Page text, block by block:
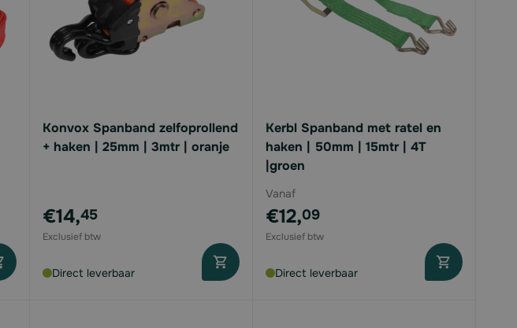
Konvox Spanband zelfoprollend
+ haken | 25mm | 3mtr | oranje
€14,45
Direct leverbaar
Kerbl Spanband met ratel en
haken | 50mm | 15mtr | 4T
|groen
Vanaf
€12,09
Direct leverbaar